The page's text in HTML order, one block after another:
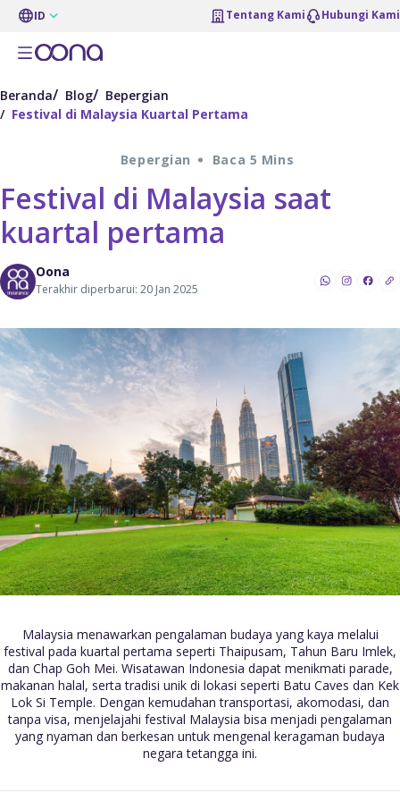
ID Tentang Kami Hubungi Kami
Beranda Blog
Bepergian
Festival di Malaysia Kuartal Pertama
Bepergian Baca 5 Mins
Festival di Malaysia saat
kuartal pertama
Oona
Terakhir diperbarui: 20 Jan 2025
Malaysia menawarkan pengalaman budaya yang kaya melalui
festival pada kuartal pertama seperti Thaipusam, Tahun Baru Imlek,
dan Chap Goh Mei. Wisatawan Indonesia dapat menikmati parade,
makanan halal, serta tradisi unik di lokasi seperti Batu Caves dan Kek
Lok Si Temple. Dengan kemudahan transportasi, akomodasi, dan
tanpa visa, menjelajahi festival Malaysia bisa menjadi pengalaman
yang nyaman dan berkesan untuk mengenal keragaman budaya
negara tetangga ini.